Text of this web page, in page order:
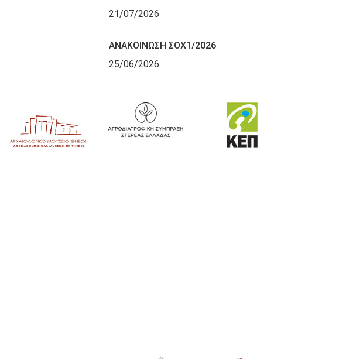
21/07/2026
ΑΝΑΚΟΙΝΩΣΗ ΣΟΧ1/2026
25/06/2026